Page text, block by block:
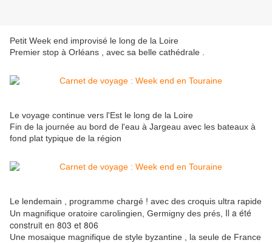
Petit Week end improvisé le long de la Loire
Premier stop à Orléans , avec sa belle cathédrale .
Le voyage continue vers l'Est le long de la Loire
Fin de la journée au bord de l'eau à Jargeau avec les bateaux à
fond plat typique de la région
Le lendemain , programme chargé ! avec des croquis ultra rapide
Un magnifique oratoire carolingien, Germigny des prés, Il a été
construit en 803 et 806
Une mosaique magnifique de style byzantine , la seule de France